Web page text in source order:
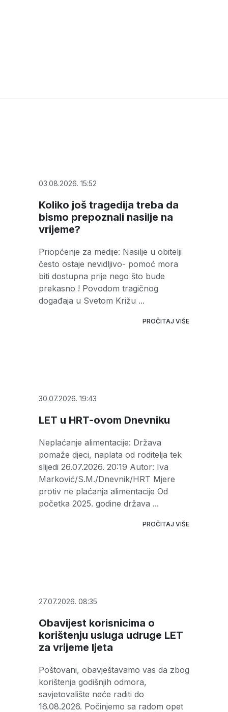
03.08.2026. 15:52
Koliko još tragedija treba da
bismo prepoznali nasilje na
vrijeme?
Priopćenje za medije: Nasilje u obitelji
često ostaje nevidljivo- pomoć mora
biti dostupna prije nego što bude
prekasno ! Povodom tragičnog
događaja u Svetom Križu ...
PROČITAJ VIŠE
30.07.2026. 19:43
LET u HRT-ovom Dnevniku
Neplaćanje alimentacije: Država
pomaže djeci, naplata od roditelja tek
slijedi 26.07.2026. 20:19 Autor: Iva
Marković/S.M./Dnevnik/HRT Mjere
protiv ne plaćanja alimentacije Od
početka 2025. godine država ...
PROČITAJ VIŠE
27.07.2026. 08:35
Obavijest korisnicima o
korištenju usluga udruge LET
za vrijeme ljeta
Poštovani, obavještavamo vas da zbog
korištenja godišnjih odmora,
savjetovalište neće raditi do
16.08.2026. Počinjemo sa radom opet